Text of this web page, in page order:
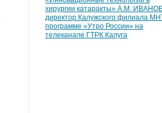
хирургии катаракты» А.М.
директор Калужского филиала
программе «Утро России» на
телеканале ГТРК Калуга